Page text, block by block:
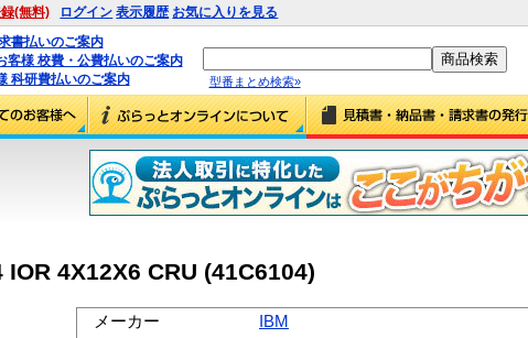
(無料) ログイン 表示履歴 お気に入りを見る
書払いのご案内
客様 校費・公費払いのご案内
科研費払いのご案内
型番まとめ検索»
IOR 4X12X6 CRU (41C6104)
メーカー
IBM